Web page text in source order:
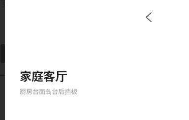
家庭客厅
厨房台面岛台后挡板
結果